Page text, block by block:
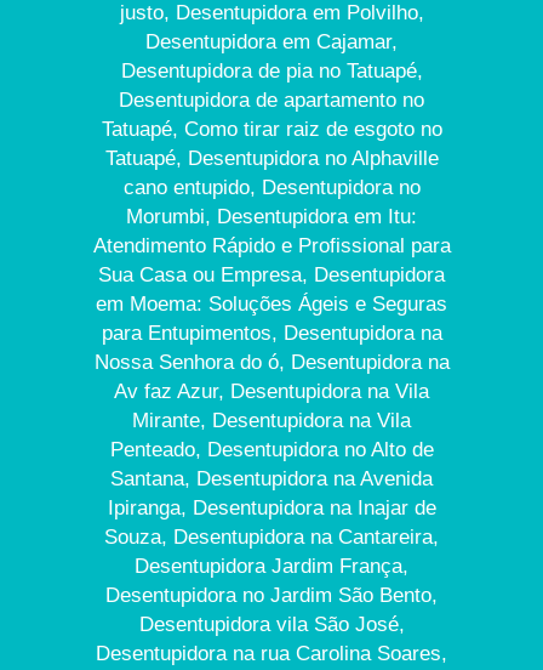
justo, Desentupidora em Polvilho,
Desentupidora em Cajamar,
Desentupidora de pia no Tatuapé,
Desentupidora de apartamento no
Tatuapé, Como tirar raiz de esgoto no
Tatuapé, Desentupidora no Alphaville
cano entupido, Desentupidora no
Morumbi, Desentupidora em Itu:
Atendimento Rápido e Profissional para
Sua Casa ou Empresa, Desentupidora
em Moema: Soluções Ágeis e Seguras
para Entupimentos, Desentupidora na
Nossa Senhora do ó, Desentupidora na
Av faz Azur, Desentupidora na Vila
Mirante, Desentupidora na Vila
Penteado, Desentupidora no Alto de
Santana, Desentupidora na Avenida
Ipiranga, Desentupidora na Inajar de
Souza, Desentupidora na Cantareira,
Desentupidora Jardim França,
Desentupidora no Jardim São Bento,
Desentupidora vila São José,
Desentupidora na rua Carolina Soares,